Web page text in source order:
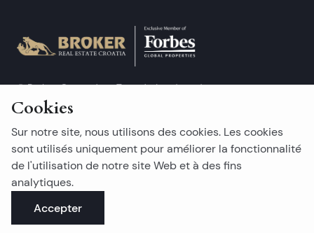
© Broker-Grupa d.o.o Tous droits réservés.
Obala kneza Branimira 1, 21000 Split
Broker-grupa d.o.o. est membre exclusif de Forbes Global
Properties en Croatie. Forbes® est une marque déposée
utilisée sous licence.
This site is protected by reCAPTCHA and the Google
Cookies
Sur notre site, nous utilisons des cookies. Les cookies
sont utilisés uniquement pour améliorer la fonctionnalité
de l'utilisation de notre site Web et à des fins
analytiques.
Accepter